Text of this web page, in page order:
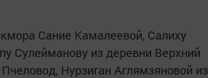
Сание Камалеевой, Салиху
Сулейманову из деревни Верхний
Нурзиган Аглямзяновой из